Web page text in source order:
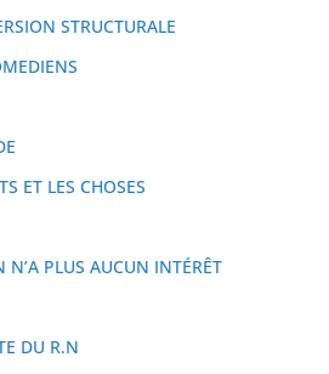
STRUCTURALE
ET LES CHOSES
PLUS AUCUN INTÉRÊT
DU R.N